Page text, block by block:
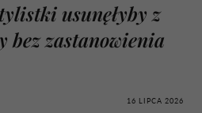
usunęłyby z
bez zastanowienia
16 LIPCA 2026